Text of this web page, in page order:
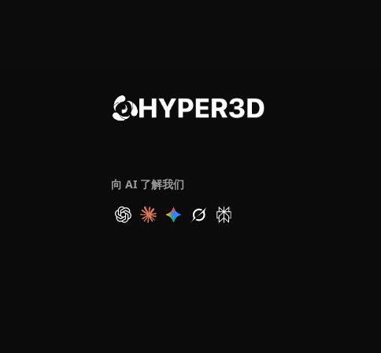
向 AI 了解我们